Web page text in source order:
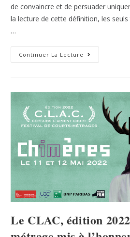
de convaincre et de persuader
la lecture de cette définition, les seuls
…
Continuer La Lecture
Le CLAC, édition